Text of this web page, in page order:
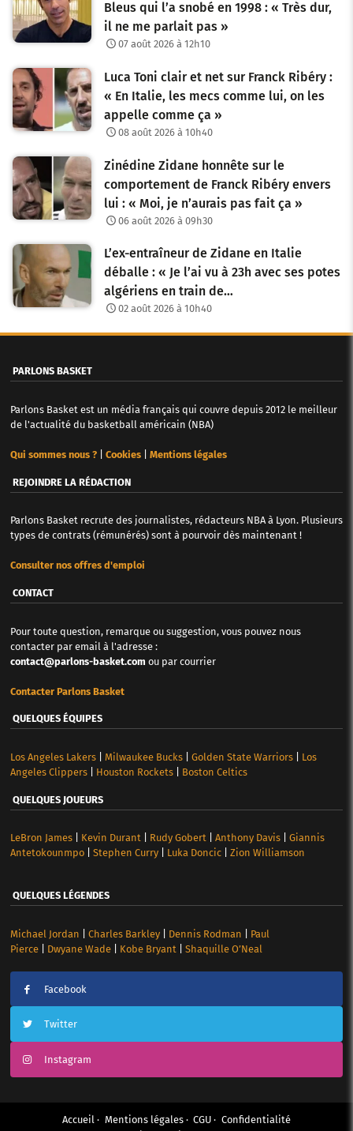
Bleus qui l’a snobé en 1998 : « Très dur,
il ne me parlait pas »
07 août 2026 à 12h10
Luca Toni clair et net sur Franck Ribéry :
« En Italie, les mecs comme lui, on les
appelle comme ça »
08 août 2026 à 10h40
Zinédine Zidane honnête sur le
comportement de Franck Ribéry envers
lui : « Moi, je n’aurais pas fait ça »
06 août 2026 à 09h30
L’ex-entraîneur de Zidane en Italie
déballe : « Je l’ai vu à 23h avec ses potes
algériens en train de…
02 août 2026 à 10h40
PARLONS BASKET
Parlons Basket est un média français qui couvre depuis 2012 le meilleur
de l'actualité du basketball américain (NBA)
Qui sommes nous ?| Cookies| Mentions légales
REJOINDRE LA RÉDACTION
Parlons Basket recrute des journalistes, rédacteurs NBA à Lyon. Plusieurs
types de contrats (rémunérés) sont à pourvoir dès maintenant !
Consulter nos offres d'emploi
CONTACT
Pour toute question, remarque ou suggestion, vous pouvez nous
contacter par email à l'adresse :
contact@parlons-basket.com ou par courrier
Contacter Parlons Basket
QUELQUES ÉQUIPES
Los Angeles Lakers| Milwaukee Bucks| Golden State Warriors| Los
Angeles Clippers| Houston Rockets| Boston Celtics
QUELQUES JOUEURS
LeBron James| Kevin Durant| Rudy Gobert| Anthony Davis| Giannis
Antetokounmpo| Stephen Curry| Luka Doncic| Zion Williamson
QUELQUES LÉGENDES
Michael Jordan Charles Barkley| Dennis Rodman
Paul
Pierce| Dwyane Wade| Kobe Bryant Shaquille O’Neal
Facebook
Twitter
Instagram
Accueil Mentions légales CGU
Confidentialité